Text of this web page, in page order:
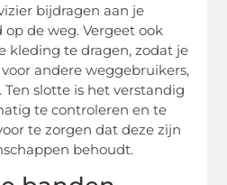
bijdragen aan je
de weg. Vergeet ook
kleding te dragen, zodat je
andere weggebruikers,
slotte is het verstandig
te controleren en te
te zorgen dat deze zijn
behoudt.